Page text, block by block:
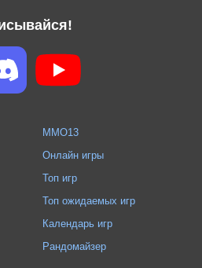
MMO13
Онлайн игры
Топ игр
Топ ожидаемых игр
Календарь игр
Рандомайзер